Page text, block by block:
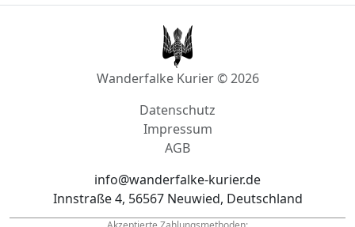
Datenschutz
Impressum
info@wanderfalke-kurier.de
Innstraße 4, 56567 Neuwied, Deutschland